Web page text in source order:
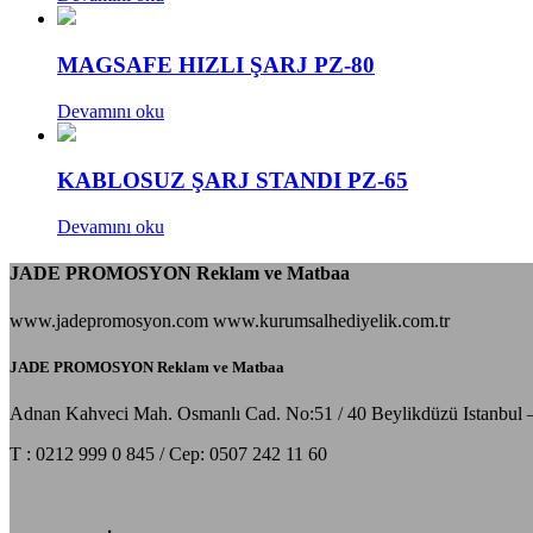
MAGSAFE HIZLI ŞARJ PZ-80
Devamını oku
KABLOSUZ ŞARJ STANDI PZ-65
Devamını oku
JADE PROMOSYON Reklam ve Matbaa
www.jadepromosyon.com www.kurumsalhediyelik.com.tr
JADE PROMOSYON Reklam ve Matbaa
Adnan Kahveci Mah. Osmanlı Cad. No:51 / 40 Beylikdüzü Istanbul
T : 0212 999 0 845 / Cep: 0507 242 11 60